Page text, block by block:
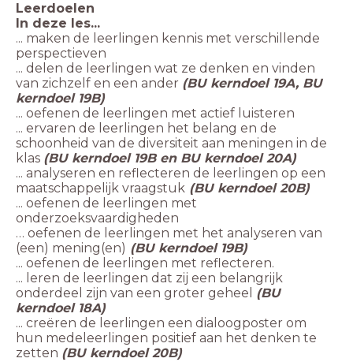
Leerdoelen
In deze les...
... maken de leerlingen kennis met verschillende
perspectieven
... delen de leerlingen wat ze denken en vinden
van zichzelf en een ander (BU kerndoel 19A, BU
kerndoel 19B)
... oefenen de leerlingen met actief luisteren
... ervaren de leerlingen het belang en de
schoonheid van de diversiteit aan meningen in de
klas (BU kerndoel 19B en BU kerndoel 20A)
... analyseren en reflecteren de leerlingen op een
maatschappelijk vraagstuk (BU kerndoel 20B)
... oefenen de leerlingen met
onderzoeksvaardigheden
… oefenen de leerlingen met het analyseren van
(een) mening(en) (BU kerndoel 19B)
... oefenen de leerlingen met reflecteren.
... leren de leerlingen dat zij een belangrijk
onderdeel zijn van een groter geheel (BU
kerndoel 18A)
... creëren de leerlingen een dialoogposter om
hun medeleerlingen positief aan het denken te
zetten (BU kerndoel 20B)